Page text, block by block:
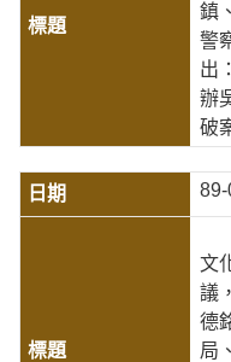
鎮
警
出
辦
破
89-
文
議
德
局